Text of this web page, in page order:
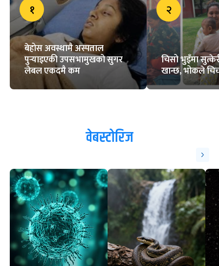
१
बेहोस अवस्थामै अस्पताल
पुर्‍याइएकी उपसभामुखको सुगर
लेबल एकदमै कम
२
चिसो भुइँमा
खान्छ, भोकले
वेबस्टोरिज